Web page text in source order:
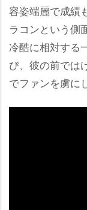
容姿端麗で成績
ラコンという側
冷酷に相対する
び、彼の前では
でファンを虜に